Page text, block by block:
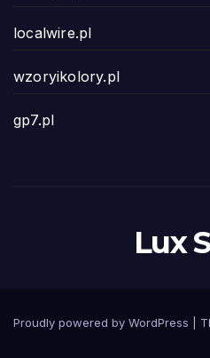
localwire.pl
wzoryikolory.pl
gp7.pl
Lux
Proudly powered by WordPress